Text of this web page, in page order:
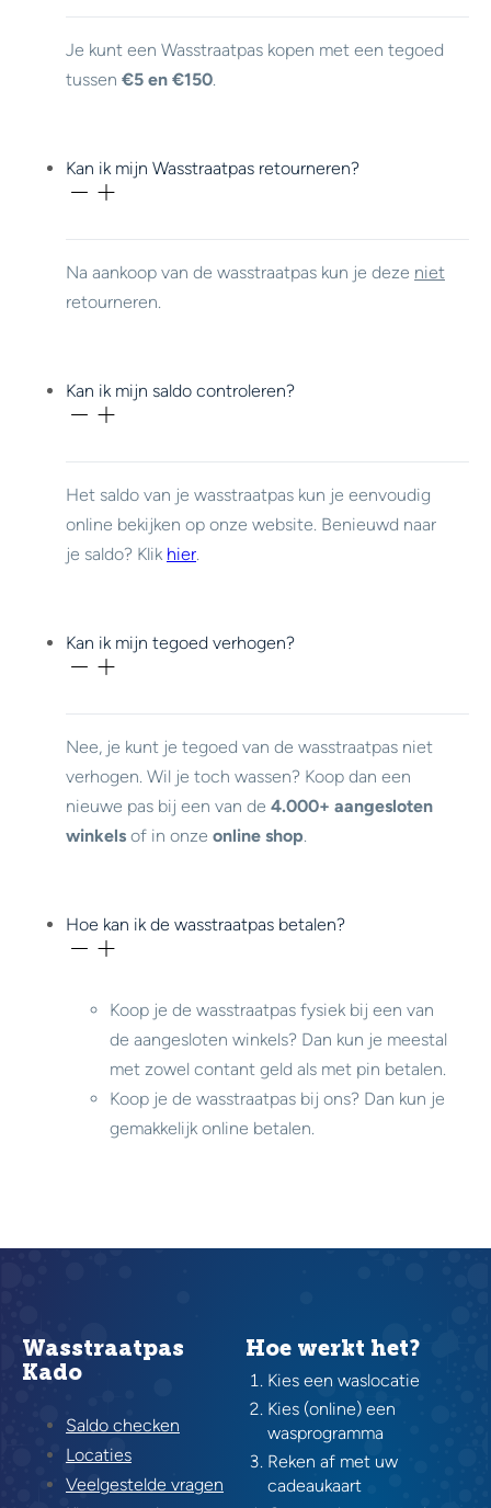
Je kunt een Wasstraatpas kopen met een tegoed
tussen €5 en €150.
Kan ik mijn Wasstraatpas retourneren?
Na aankoop van de wasstraatpas kun je deze niet
retourneren.
Kan ik mijn saldo controleren?
Het saldo van je wasstraatpas kun je eenvoudig
online bekijken op onze website. Benieuwd naar
je saldo? Klik hier.
Kan ik mijn tegoed verhogen?
Nee, je kunt je tegoed van de wasstraatpas niet
verhogen. Wil je toch wassen? Koop dan een
nieuwe pas bij een van de 4.000+ aangesloten
winkels of in onze online shop.
Hoe kan ik de wasstraatpas betalen?
Koop je de wasstraatpas fysiek bij een van
de aangesloten winkels? Dan kun je meestal
met zowel contant geld als met pin betalen.
Koop je de wasstraatpas bij ons? Dan kun je
gemakkelijk online betalen.
Wasstraatpas
Kado
Saldo checken
Locaties
Veelgestelde vragen
Hoe werkt het?
Kies een waslocatie
Kies (online) een
wasprogramma
Reken af met uw
cadeaukaart